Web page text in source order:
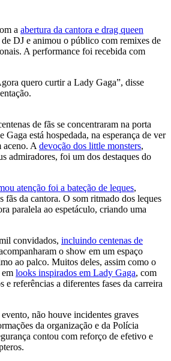
a abertura da cantora e drag queen
de DJ e animou o público com remixes de
A performance foi recebida com
quero curtir a Lady Gaga”, disse
de fãs se concentraram na porta
Gaga está hospedada, na esperança de ver
aceno. A devoção dos little monsters,
admiradores, foi um dos destaques do
atenção foi a bateção de leques,
fãs da cantora. O som ritmado dos leques
paralela ao espetáculo, criando uma
convidados, incluindo centenas de
o show em um espaço
ao palco. Muitos deles, assim como o
looks inspirados em Lady Gaga, com
referências a diferentes fases da carreira
não houve incidentes graves
da organização e da Polícia
contou com reforço de efetivo e